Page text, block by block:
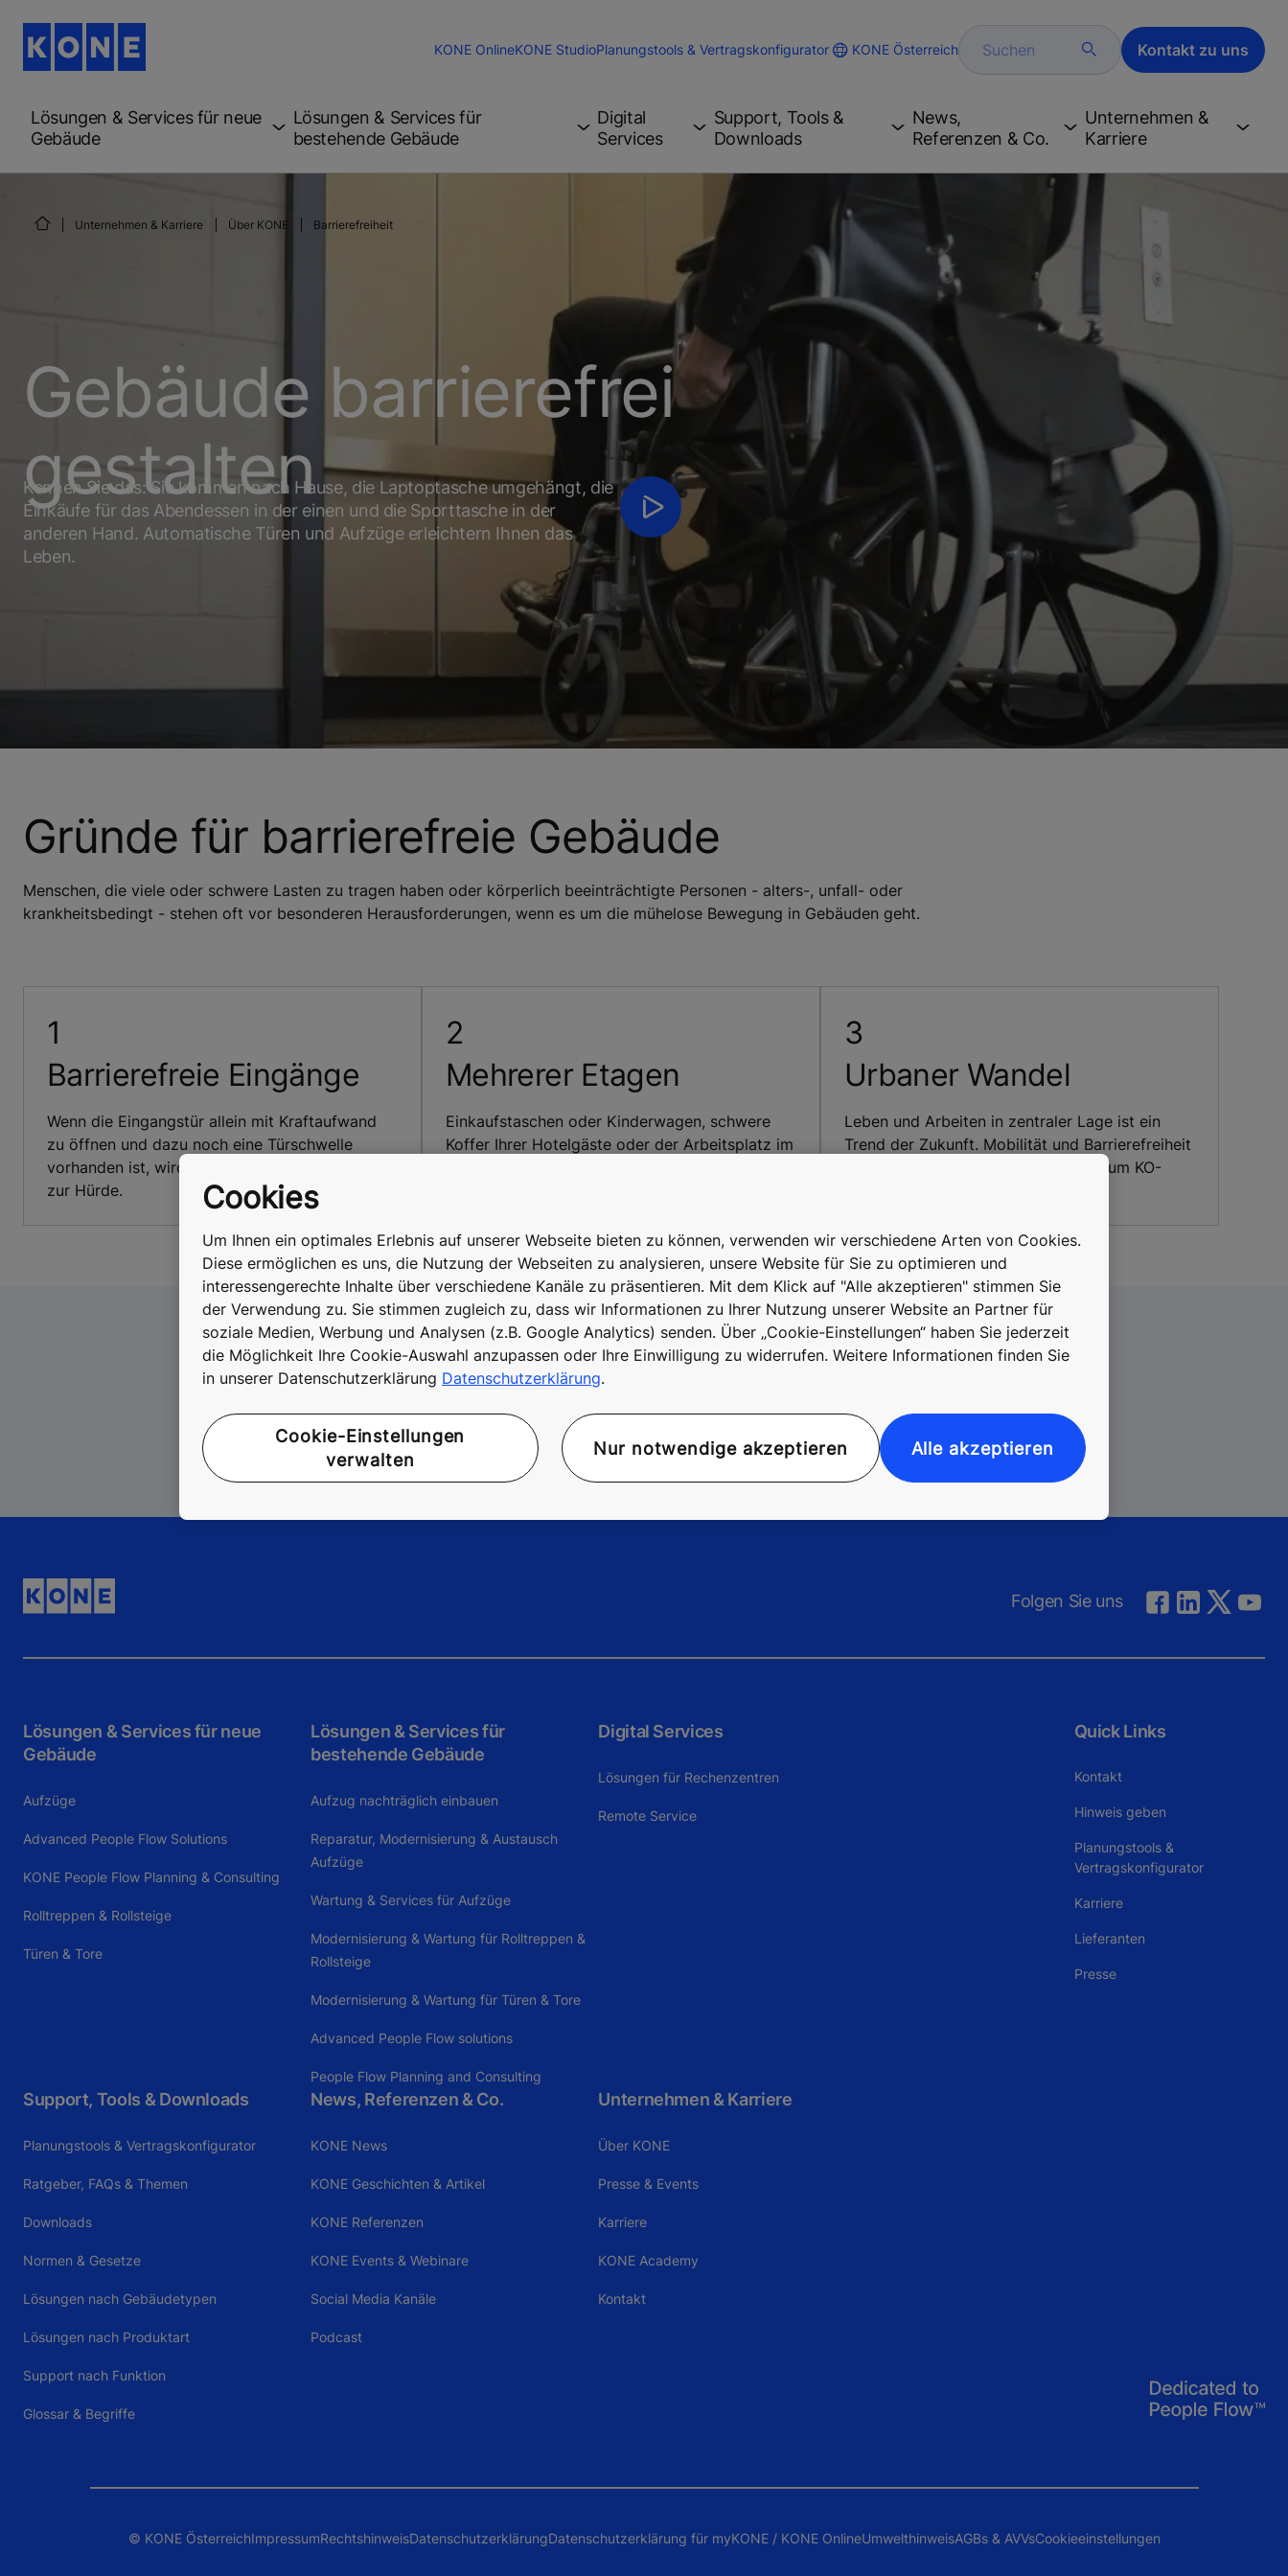
KONE OnlineKONE StudioPlanungstools & Vertragskonfigurator KONE Österreich Suchen Kontakt zu uns
Lösungen & Services für neue
Gebäude
Lösungen & Services für
bestehende Gebäude
Digital
Services
Support, Tools &
Downloads
News,
Referenzen & Co.
Unternehmen &
Karriere
Unternehmen & Karriere Über KONE Barrierefreiheit
Gebäude barrierefrei
gestalten
Kennen Sie das: Sie kommen nach Hause, die Laptoptasche umgehängt, die
Einkäufe für das Abendessen in der einen und die Sporttasche in der
anderen Hand. Automatische Türen und Aufzüge erleichtern Ihnen das
Leben.
Gründe für barrierefreie Gebäude
Menschen, die viele oder schwere Lasten zu tragen haben oder körperlich beeinträchtigte Personen - alters-, unfall- oder
krankheitsbedingt - stehen oft vor besonderen Herausforderungen, wenn es um die mühelose Bewegung in Gebäuden geht.
Barrierefreie Eingänge
Wenn die Eingangstür allein mit Kraftaufwand
zu öffnen und dazu noch eine Türschwelle
vorhanden ist, wird der Zugang zum Gebäude
zur Hürde.
Mehrerer Etagen
Einkaufstaschen oder Kinderwagen, schwere
Koffer Ihrer Hotelgäste oder der Arbeitsplatz im
Urbaner Wandel
Leben und Arbeiten in zentraler Lage ist ein
Trend der Zukunft. Mobilität und Barrierefreiheit
werden künftig für viele Menschen zum KO-
Angebot oder Beratung gewünscht?
Nehmen Sie Kontakt zu uns auf!
Folgen Sie uns
Lösungen & Services für neue
Gebäude
Aufzüge
Advanced People Flow Solutions
KONE People Flow Planning & Consulting
Rolltreppen & Rollsteige
Türen & Tore
Lösungen & Services für
bestehende Gebäude
Aufzug nachträglich einbauen
Reparatur, Modernisierung & Austausch
Aufzüge
Wartung & Services für Aufzüge
Modernisierung & Wartung für Rolltreppen &
Rollsteige
Modernisierung & Wartung für Türen & Tore
Advanced People Flow solutions
People Flow Planning and Consulting
Digital Services
Lösungen für Rechenzentren
Remote Service
Support, Tools & Downloads
Planungstools & Vertragskonfigurator
Ratgeber, FAQs & Themen
Downloads
Normen & Gesetze
Lösungen nach Gebäudetypen
Lösungen nach Produktart
Support nach Funktion
Glossar & Begriffe
News, Referenzen & Co.
KONE News
KONE Geschichten & Artikel
KONE Referenzen
KONE Events & Webinare
Social Media Kanäle
Podcast
Unternehmen & Karriere
Über KONE
Presse & Events
Karriere
KONE Academy
Kontakt
Quick Links
Kontakt
Hinweis geben
Planungstools &
Vertragskonfigurator
Karriere
Lieferanten
Presse
© KONE ÖsterreichImpressumRechtshinweisDatenschutzerklärungDatenschutzerklärung für myKONE / KONE OnlineUmwelthinweisAGBs & AVVsCookieeinstellungen
Cookies
Um Ihnen ein optimales Erlebnis auf unserer Webseite bieten zu können, verwenden wir verschiedene Arten von Cookies.
Diese ermöglichen es uns, die Nutzung der Webseiten zu analysieren, unsere Website für Sie zu optimieren und
interessengerechte Inhalte über verschiedene Kanäle zu präsentieren. Mit dem Klick auf "Alle akzeptieren" stimmen Sie
der Verwendung zu. Sie stimmen zugleich zu, dass wir Informationen zu Ihrer Nutzung unserer Website an Partner für
soziale Medien, Werbung und Analysen (z.B. Google Analytics) senden. Über „Cookie-Einstellungen“ haben Sie jederzeit
die Möglichkeit Ihre Cookie-Auswahl anzupassen oder Ihre Einwilligung zu widerrufen. Weitere Informationen finden Sie
in unserer Datenschutzerklärung Datenschutzerklärung.
Cookie-Einstellungen
verwalten
Nur notwendige akzeptieren Alle akzeptieren